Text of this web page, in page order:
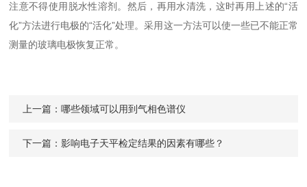
注意不得使用脱水性溶剂。然后，再用水清洗，这时再用上述的“活
化”方法进行电极的“活化”处理。采用这一方法可以使一些已不能正常
测量的玻璃电极恢复正常。
上一篇：哪些领域可以用到气相色谱仪
下一篇：影响电子天平检定结果的因素有哪些？